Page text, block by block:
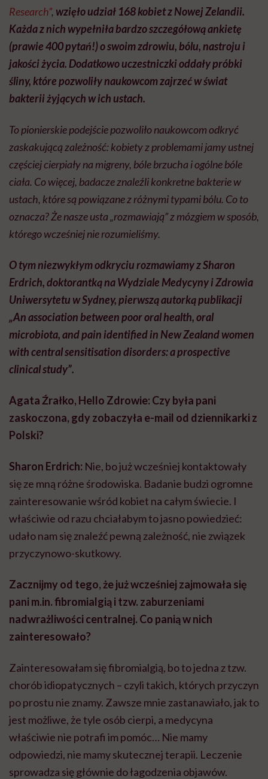
Research”, wzięło udział 168 kobiet z Nowej Zelandii.
Każda z nich wypełniła bardzo szczegółową ankietę
(prawie 400 pytań!) o swoim zdrowiu, bólu, nastroju i
jakości życia. Dodatkowo uczestniczki oddały próbki
śliny, które pozwoliły naukowcom zajrzeć w świat
bakterii żyjących w ich ustach.
To pionierskie podejście pozwoliło naukowcom odkryć
zaskakującą zależność: kobiety z problemami jamy ustnej
częściej cierpiały na migreny, bóle brzucha i ogólne bóle
ciała. Co więcej, badacze znaleźli konkretne bakterie w
ustach, które są powiązane z różnymi typami bólu. Co to
oznacza? Że nasze usta „rozmawiają” z mózgiem w sposób,
którego wcześniej nie rozumieliśmy.
O tym niezwykłym odkryciu rozmawiamy zSharon
Erdrich, doktorantkąnaWydziale Medycyny i Zdrowia
Uniwersytetu w Sydney, pierwszą autorką publikacji
„An association between poor oral health, oral
microbiota, and pain identified in New Zealand women
with central sensitisation disorders: a prospective
clinical study”.
Agata Źrałko, Hello Zdrowie: Czy była pani
zaskoczona, gdy zobaczyła e-mail od dziennikarki z
Polski?
Sharon Erdrich: Nie, bo już wcześniej kontaktowały
się ze mną różne środowiska. Badanie budzi ogromne
zainteresowanie wśród kobiet na całym świecie. I
właściwie od razu chciałabym to jasno powiedzieć:
udało nam się znaleźć pewną zależność, nie związek
przyczynowo-skutkowy.
Zacznijmy od tego, że już wcześniej zajmowała się
pani m.in. fibromialgią i tzw. zaburzeniami
nadwrażliwości centralnej. Co panią w nich
zainteresowało?
Zainteresowałam się fibromialgią, bo to jedna z tzw.
chorób idiopatycznych – czyli takich, których przyczyn
po prostu nie znamy. Zawsze mnie zastanawiało, jak to
jest możliwe, że tyle osób cierpi, a medycyna
właściwie nie potrafi im pomóc… Nie mamy
odpowiedzi, nie mamy skutecznej terapii. Leczenie
sprowadza się głównie do łagodzenia objawów.